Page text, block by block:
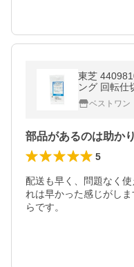
東芝
ベストワン
部品があるのは助か
5
配送も早く、問題なく
れは早かった感じがし
らです。